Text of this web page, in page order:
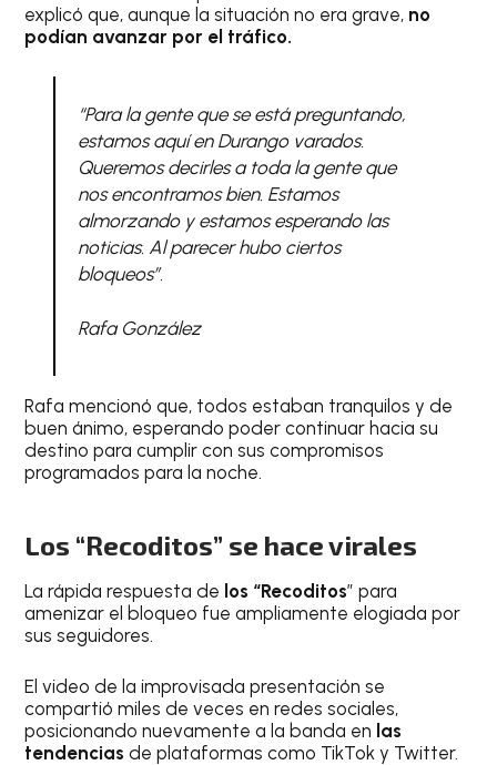
explicó que, aunque la situación no era grave, no
podían avanzar por el tráfico.
“Para la gente que se está preguntando,
estamos aquí en Durango varados.
Queremos decirles a toda la gente que
nos encontramos bien. Estamos
almorzando y estamos esperando las
noticias. Al parecer hubo ciertos
bloqueos”.
Rafa González
Rafa mencionó que, todos estaban tranquilos y de
buen ánimo, esperando poder continuar hacia su
destino para cumplir con sus compromisos
programados para la noche.
Los “Recoditos” se hace virales
La rápida respuesta de los “Recoditos” para
amenizar el bloqueo fue ampliamente elogiada por
sus seguidores.
El video de la improvisada presentación se
compartió miles de veces en redes sociales,
posicionando nuevamente a la banda en las
tendencias de plataformas como TikTok y Twitter.